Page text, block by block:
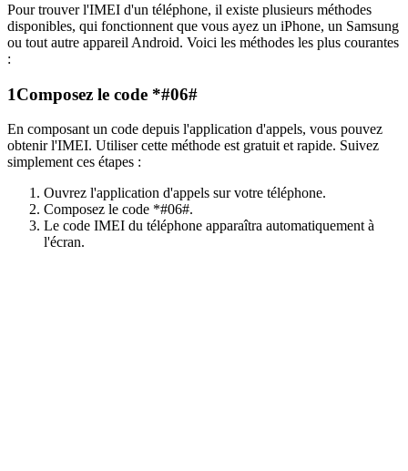
Pour trouver l'IMEI d'un téléphone, il existe plusieurs méthodes
disponibles, qui fonctionnent que vous ayez un iPhone, un Samsung
ou tout autre appareil Android. Voici les méthodes les plus courantes
:
1Composez le code *#06#
En composant un code depuis l'application d'appels, vous pouvez
obtenir l'IMEI. Utiliser cette méthode est gratuit et rapide. Suivez
simplement ces étapes :
Ouvrez l'application d'appels sur votre téléphone.
Composez le code *#06#.
Le code IMEI du téléphone apparaîtra automatiquement à
l'écran.